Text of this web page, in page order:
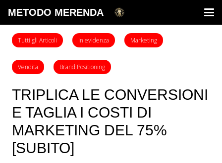
METODO MERENDA
Tutti gli Articoli In evidenza Marketing
Vendita Brand Positioning
TRIPLICA LE CONVERSIONI
E TAGLIA I COSTI DI
MARKETING DEL 75%
[SUBITO]